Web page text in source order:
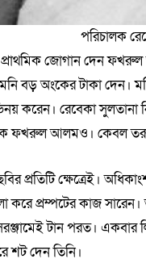
পরিচালক
জোগান দেন ফখরুল
বড় অংকের টাকা দেন।
করেন। রেবেকা সুলতানা
আলমও। কেবল তরুণী
প্রতিটি ক্ষেত্রেই।
করে প্রম্পটের কাজ
টান পরত। একবার
শট দেন তিনি।